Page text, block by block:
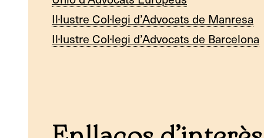
Il·lustre Col·legi d’Advocats de Manresa
Il·lustre Col·legi d’Advocats de Barcelona